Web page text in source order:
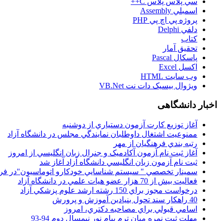
اسمبلي Assembly
پروژه پي اچ پي PHP
دلفي Delphi
کتاب
تحقيق آمار
پاسکال Pascal
اکسل Excel
وب سايت HTML
ويژوال بيسيک دات نت VB.Net
اخبار دانشگاهی
آغاز توزيع کارت آزمون دستياري از دوشنبه
ممنوعيت اشتغال داوطلبان نمايندگي مجلس در دانشگاه آزاد
رتبه بندي فرهنگيان از مهر
آغاز ثبت نام آزمون آکادميک و جنرال زبان انگليسي از امروز
ثبت نام آزمون زبان انگليسي دانشگاه آزاد آغاز شد
سمينار تخصصي " سيستم شناسايي خودکارو اتوماسيون"در
فعاليت بيش از 70 هزار عضو هيات علمي در دانشگاه آزاد
درخواست مجوز براي 150 رشته ارشد علوم پزشکي آزاد
40 راهکار سند تحول بنيادين آموزش و پرورش
اسامي قبولي براي مصاحبه دکتري، امروز
مهلت ثبت نمره میان ترم پیام نور نیمسال دوم 94-93